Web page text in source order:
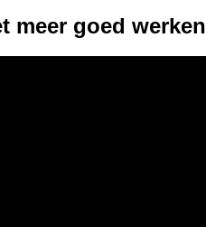
meer goed werken